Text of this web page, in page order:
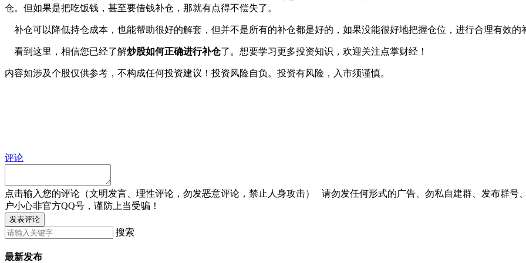
仓。但如果是把吃饭钱，甚至要借钱补仓，那就有点得不偿失了。
补仓可以降低持仓成本，也能帮助很好的解套，但并不是所有的补仓都是好的，如果没能很好地把握仓位，进行合理有效
看到这里，相信您已经了解炒股如何正确进行补仓了。想要学习更多投资知识，欢迎关注点掌财经！
内容如涉及个股仅供参考，不构成任何投资建议！投资风险自负。投资有风险，入市须谨慎。
评论
点击输入您的评论（文明发言、理性评论，勿发恶意评论，禁止人身攻击）
请勿发任何形式的广告、勿私自建群、发布群号
户小心非官方QQ号，谨防上当受骗！
发表评论
搜索
最新发布